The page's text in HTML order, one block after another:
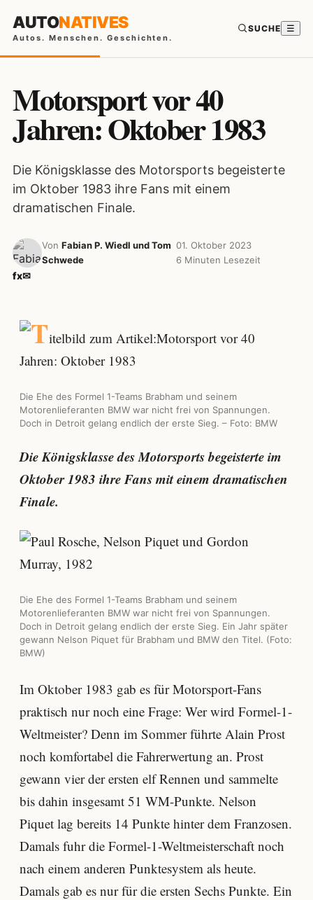
AUTONATIVES
Autos. Menschen. Geschichten.
SUCHE ☰
Motorsport vor 40
Jahren: Oktober 1983
Die Königsklasse des Motorsports begeisterte
im Oktober 1983 ihre Fans mit einem
dramatischen Finale.
Von Fabian P. Wiedl und Tom
Schwede
01. Oktober 2023
6 Minuten Lesezeit
fx✉
Die Ehe des Formel 1-Teams Brabham und seinem
Motorenlieferanten BMW war nicht frei von Spannungen.
Doch in Detroit gelang endlich der erste Sieg. – Foto: BMW
Die Königsklasse des Motorsports begeisterte im
Oktober 1983 ihre Fans mit einem dramatischen
Finale.
Die Ehe des Formel 1-Teams Brabham und seinem
Motorenlieferanten BMW war nicht frei von Spannungen.
Doch in Detroit gelang endlich der erste Sieg. Ein Jahr später
gewann Nelson Piquet für Brabham und BMW den Titel. (Foto:
BMW)
Im Oktober 1983 gab es für Motorsport-Fans
praktisch nur noch eine Frage: Wer wird Formel-1-
Weltmeister? Denn im Sommer führte Alain Prost
noch komfortabel die Fahrerwertung an. Prost
gewann vier der ersten elf Rennen und sammelte
bis dahin insgesamt 51 WM-Punkte. Nelson
Piquet lag bereits 14 Punkte hinter dem Franzosen.
Damals fuhr die Formel-1-Weltmeisterschaft noch
nach einem anderen Punktesystem als heute.
Damals gab es nur für die ersten Sechs Punkte. Ein